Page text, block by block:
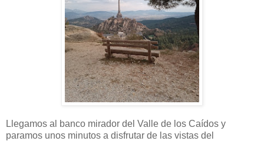
Llegamos al banco mirador del Valle de los Caídos y
paramos unos minutos a disfrutar de las vistas del